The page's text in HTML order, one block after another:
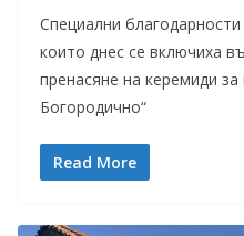
Специални
които днес се включиха
пренасяне на керемиди
Богородично“
Read More